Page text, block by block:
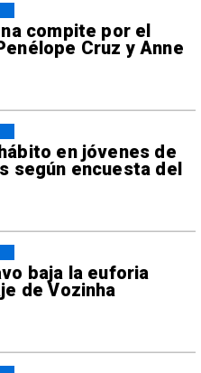
compite por el
Cruz y Anne
en jóvenes de
según encuesta del
baja la euforia
de Vozinha